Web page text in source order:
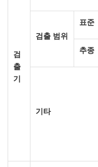
검
출
기
검출 범위
표준
추종
기타